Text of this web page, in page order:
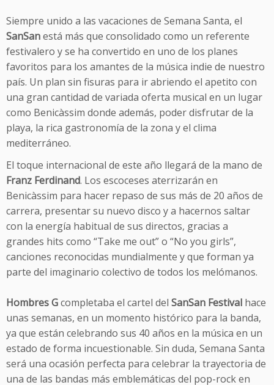
Siempre unido a las vacaciones de Semana Santa, el
SanSanestá más que consolidado como un referente
festivalero y se ha convertido en uno de los planes
favoritos para los amantes de la música indie de nuestro
país. Un plan sin fisuras para ir abriendo el apetito con
una gran cantidad de variada oferta musical en un lugar
como Benicàssim donde además, poder disfrutar de la
playa, la rica gastronomía de la zona y el clima
mediterráneo.
El toque internacional de este año llegará de la mano de
Franz Ferdinand. Los escoceses aterrizarán en
Benicàssim para hacer repaso de sus más de 20 años de
carrera, presentar su nuevo disco y a hacernos saltar
con la energía habitual de sus directos, gracias a
grandes hits como “Take me out” o “No you girls”,
canciones reconocidas mundialmente y que forman ya
parte del imaginario colectivo de todos los melómanos.
Hombres Gcompletaba el cartel del SanSan Festival hace
unas semanas, en un momento histórico para la banda,
ya que están celebrando sus 40 años en la música en un
estado de forma incuestionable. Sin duda, Semana Santa
será una ocasión perfecta para celebrar la trayectoria de
una de las bandas más emblemáticas del pop-rock en